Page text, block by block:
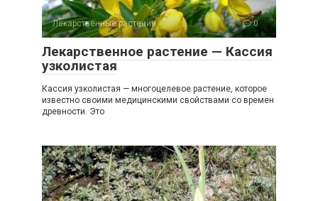
Лекарственные растения 0
Лекарственное растение — Кассия
узколистая
Кассия узколистая — многоцелевое растение, которое
известно своими медицинскими свойствами со времен
древности. Это